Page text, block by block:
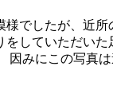
でしたが、近所
をしていただい
因みにこの写真